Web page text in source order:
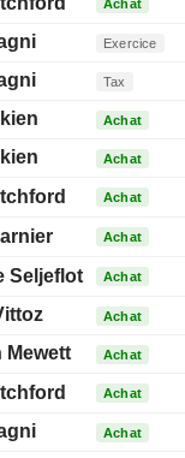
Achat
Exercice
Tax
Achat
Achat
Achat
Achat
Seljeflot Achat
Achat
Mewett Achat
Achat
Achat